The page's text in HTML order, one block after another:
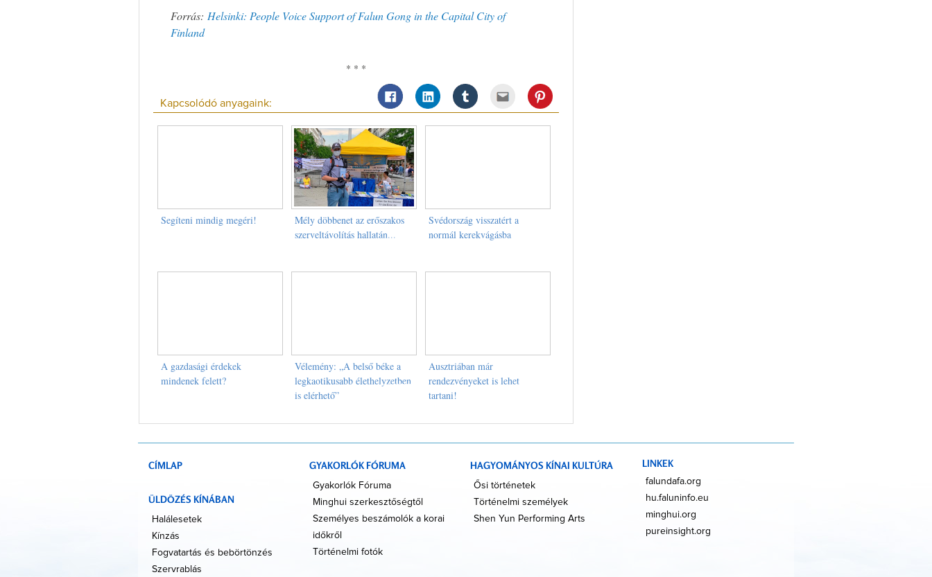
Forrás: Helsinki: People Voice Support of Falun Gong in the Capital City of
Finland
* * *
Kapcsolódó anyagaink:
Segíteni mindig megéri!
Mély döbbenet az erőszakos
szerveltávolítás hallatán...
Svédország visszatért a
normál kerekvágásba
A gazdasági érdekek
mindenek felett?
Vélemény: „A belső béke a
legkaotikusabb élethelyzetben
is elérhető”
Ausztriában már
rendezvényeket is lehet
tartani!
CÍMLAP
ÜLDÖZÉS KÍNÁBAN
Halálesetek
Kínzás
Fogvatartás és bebörtönzés
Szervrablás
GYAKORLÓK FÓRUMA
Gyakorlók Fóruma
Minghui szerkesztőségtől
Személyes beszámolók a korai
időkről
Történelmi fotók
HAGYOMÁNYOS KÍNAI KULTÚRA
Ősi történetek
Történelmi személyek
Shen Yun Performing Arts
LINKEK
falundafa.org
hu.faluninfo.eu
minghui.org
pureinsight.org